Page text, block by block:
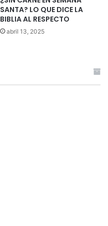
SANTA? LO QUE DICE LA
BIBLIA AL RESPECTO
abril 13, 2025